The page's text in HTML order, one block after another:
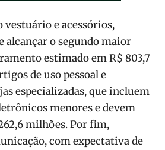
vestuário e acessórios,
alcançar o segundo maior
estimado em R$ 803,7
de uso pessoal e
especializadas, que incluem
menores e devem
milhões. Por fim,
com expectativa de